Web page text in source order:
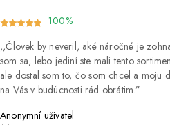
100%
Človek by neveril, aké náročné je
som sa, lebo jediní ste mali tento
ale dostal som to, čo som chcel a moju
na Vás v budúcnosti rád obrátim.
Anonymní uživatel